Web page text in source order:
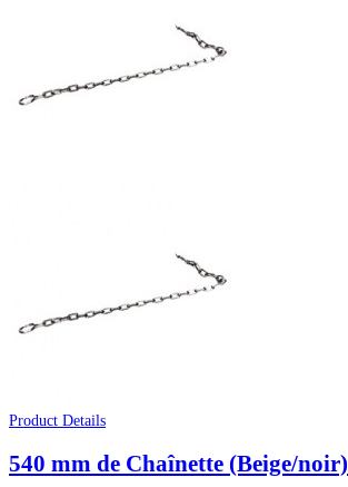
Product Details
540 mm de Chaînette (Beige/noir)